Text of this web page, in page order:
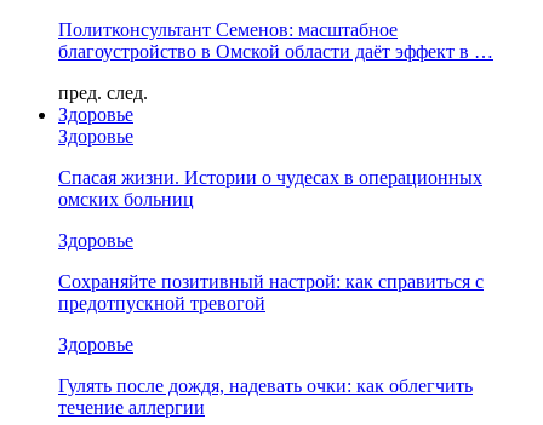
Политконсультант Семенов: масштабное
благоустройство в Омской области даёт эффект в …
пред. след.
Здоровье
Здоровье
Спасая жизни. Истории о чудесах в операционных
омских больниц
Здоровье
Сохраняйте позитивный настрой: как справиться с
предотпускной тревогой
Здоровье
Гулять после дождя, надевать очки: как облегчить
течение аллергии